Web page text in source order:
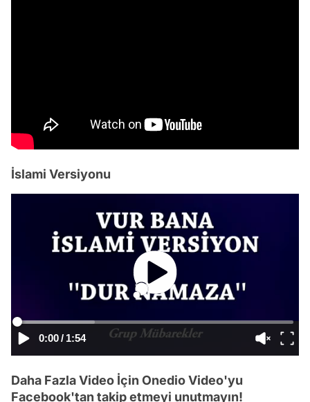
İslami Versiyonu
0:00/ 1:54
Daha Fazla Video İçin Onedio Video'yu
Facebook'tan takip etmeyi unutmayın!